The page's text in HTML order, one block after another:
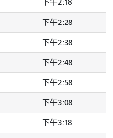
下午2:18
下午2:28
下午2:38
下午2:48
下午2:58
下午3:08
下午3:18